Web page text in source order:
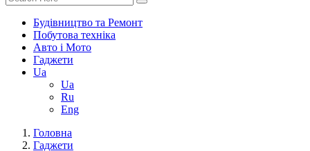
Будівництво та Ремонт
Побутова техніка
Авто і Мото
Гаджети
Ua
Ua
Ru
Eng
Головна
Гаджети